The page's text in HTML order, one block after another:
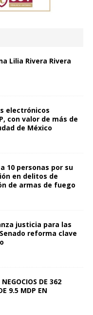
Lilia Rivera Rivera
electrónicos
con valor de más de
de México
10 personas por su
en delitos de
de armas de fuego
justicia para las
reforma clave
DE 362
9.5 MDP EN